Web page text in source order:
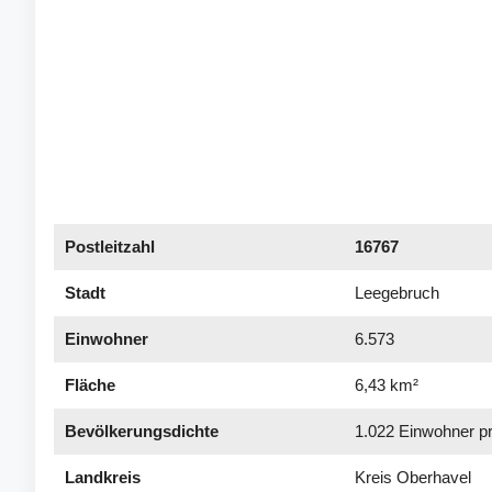
Postleitzahl 16767
Stadt Leegebruch
Einwohner 6.573
Fläche 6,43 km²
Bevölkerungs­dichte 1.022 Einwohner
Landkreis Kreis Oberhavel